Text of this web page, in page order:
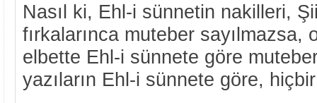
Nasıl ki, Ehl-i sünnetin nakilleri,
fırkalarınca muteber sayılmazsa,
elbette Ehl-i sünnete göre
yazıların Ehl-i sünnete göre,